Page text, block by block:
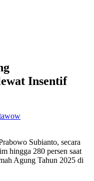
Insentif
Subianto, secara
hingga 280 persen saat
Agung Tahun 2025 di